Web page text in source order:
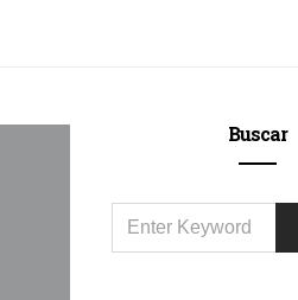
Buscar
FOR: